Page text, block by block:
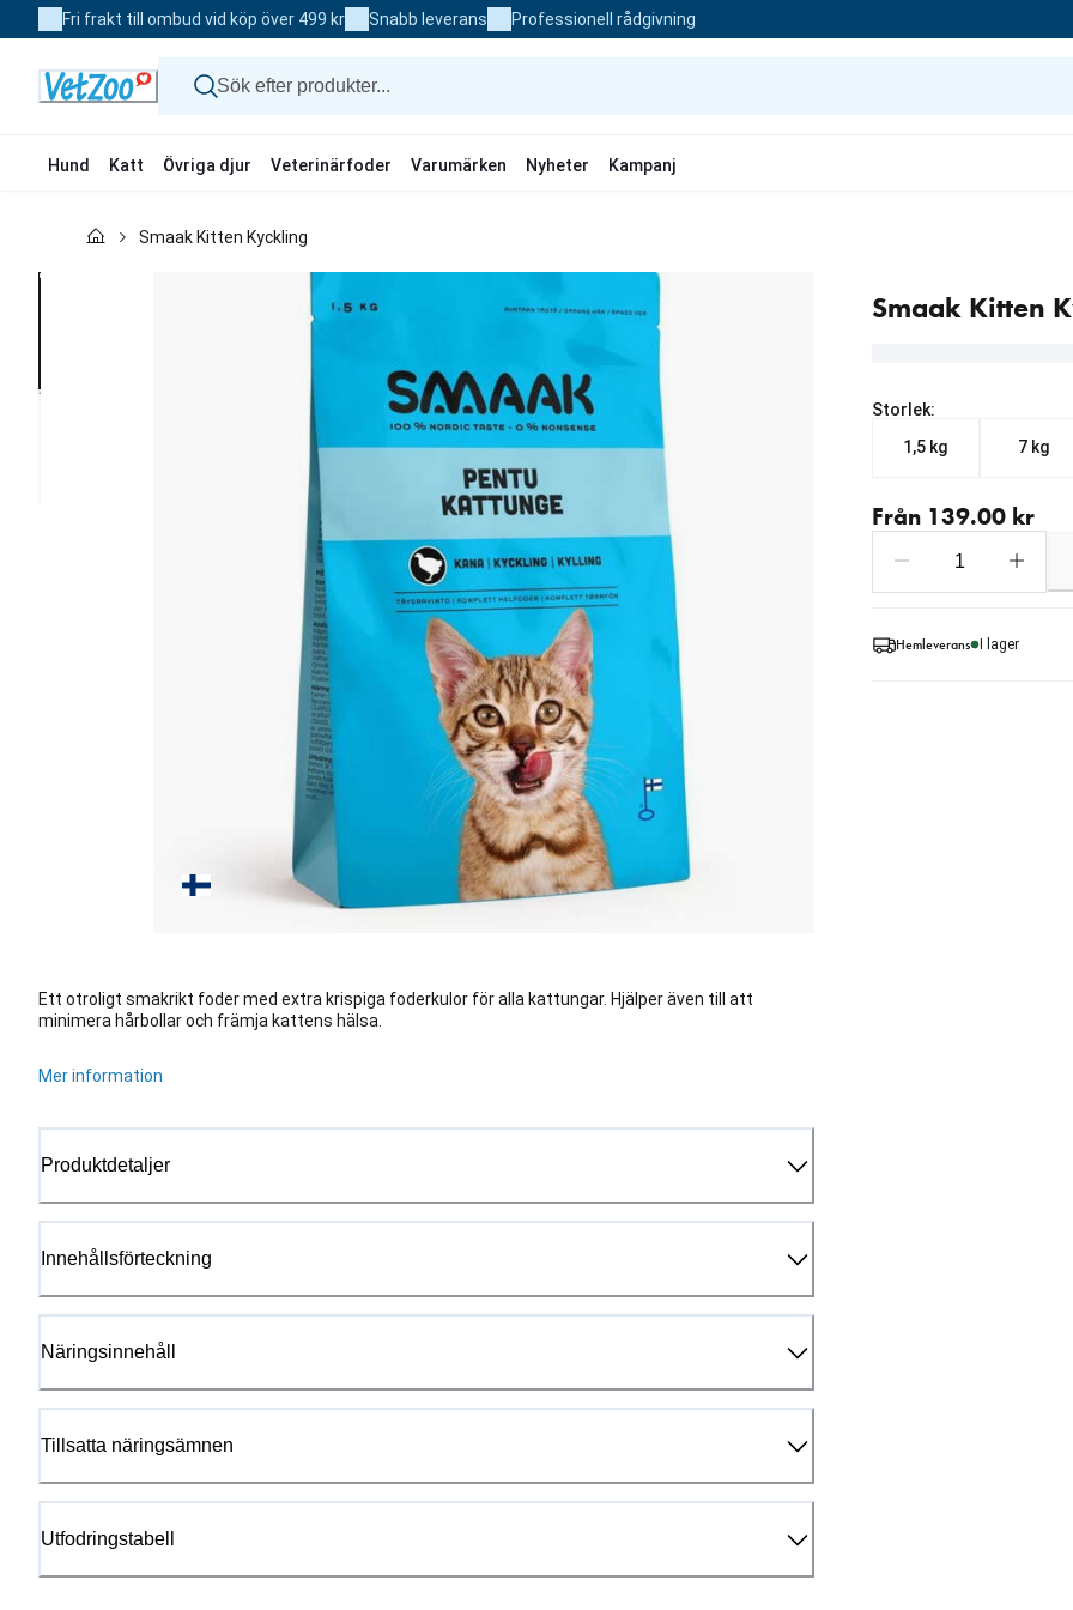
to
Fri frakt till ombud vid köp över 499 kr Snabb leverans Professionell rådgivning
Hund Katt Övriga djur Veterinärfoder Varumärken Nyheter Kampanj
Smaak Kitten Kyckling
Smaak Kitten
Ett otroligt smakrikt foder med extra krispiga foderkulor för alla kattungar. Hjälper även till att
minimera hårbollar och främja kattens hälsa.
Mer information
Produktdetaljer
Innehållsförteckning
Näringsinnehåll
Tillsatta näringsämnen
Utfodringstabell
Storlek:
1,5 kg
7 kg
Från 139.00 kr
Hemleverans I lager